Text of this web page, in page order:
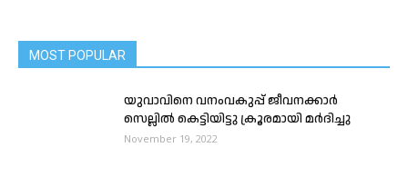
MOST POPULAR
യുവാവിനെ വനംവകുപ്പ് ജീവനക്കാർ
സെല്ലിൽ കെട്ടിയിട്ടു ക്രൂരമായി മർദിച്ചു
November 19, 2022